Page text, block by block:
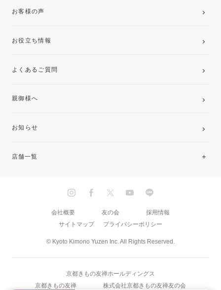
お客様の声
お役立ち情報
よくあるご質問
親御様へ
お知らせ
店舗一覧
© Kyoto Kimono Yuzen Inc. All Rights Reserved.
会社概要 友の会
採用情報
サイトマップ
プライバシーポリシー
京都きもの友禅ホールディングス
京都きもの友禅
株式会社京都きもの友禅友の会